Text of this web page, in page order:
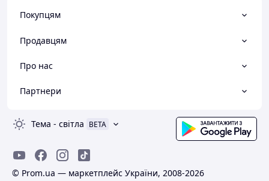
Покупцям
Продавцям
Про нас
Партнери
Тема - світла BETA
© Prom.ua — маркетплейс України, 2008-2026